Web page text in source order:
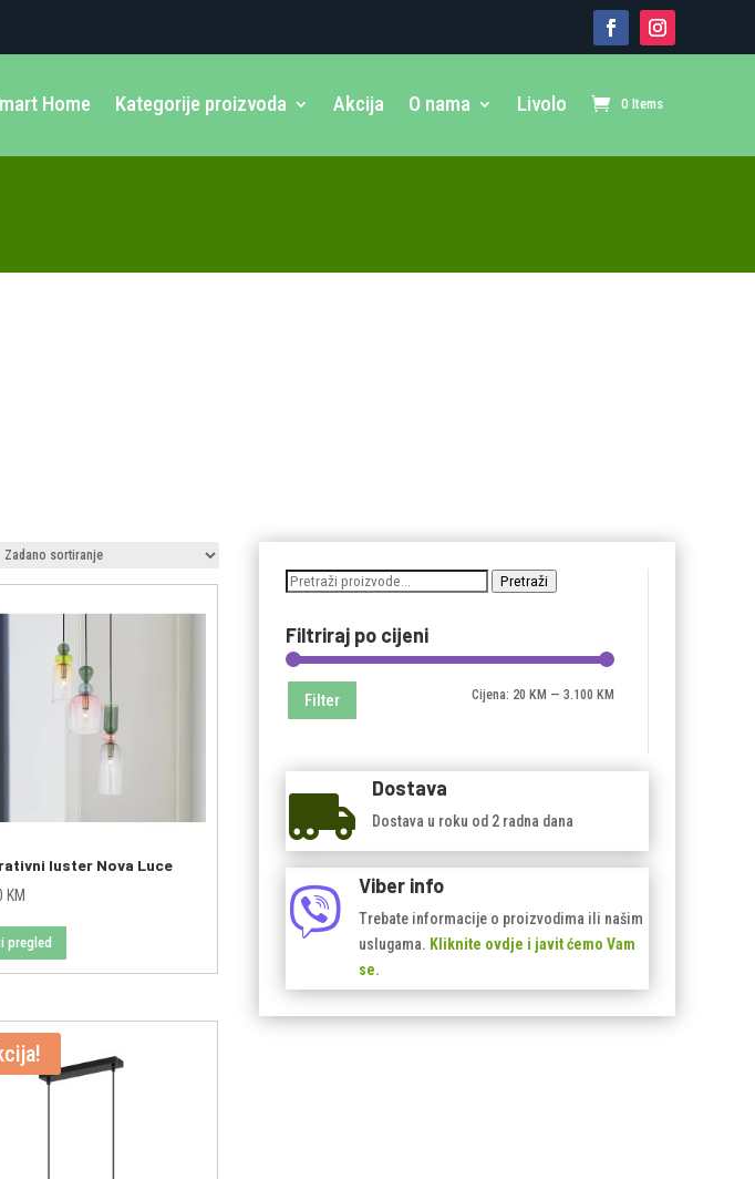
Home Kategorije proizvoda Akcija O nama Livolo 0 Items
luster Nova Luce
KM
pregled
Pretraži: Pretraži
Filtriraj po cijeni
Minimalna
Maksimalna
Filter Cijena: 20 KM — 3.100 KM

Dostava
Dostava u roku od 2 radna dana

Viber info
Trebate informacije o proizvodima ili našim
uslugama. Kliknite ovdje i javit ćemo Vam
se.